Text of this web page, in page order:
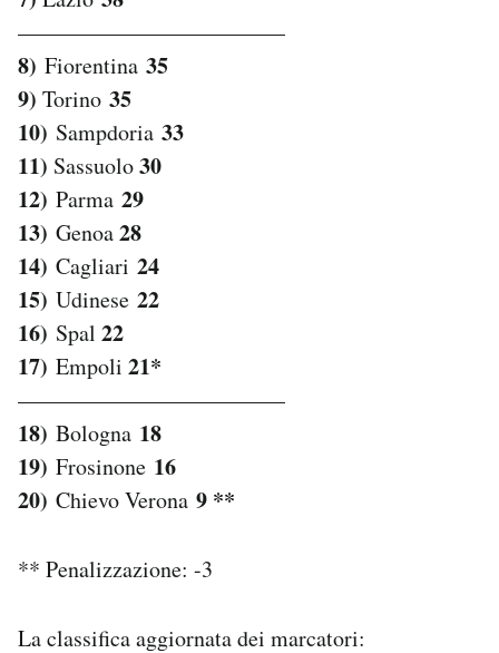
————————————
8) Fiorentina 35
9) Torino 35
10) Sampdoria 33
11) Sassuolo30
12) Parma 29
13) Genoa28
14) Cagliari 24
15) Udinese 22
16) Spal 22
17) Empoli 21*
————————————
18) Bologna 18
19) Frosinone 16
20) Chievo Verona 9 **
** Penalizzazione: -3
La classifica aggiornata dei marcatori: